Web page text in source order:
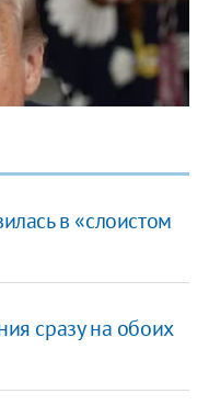
в «слоистом
сразу на обоих